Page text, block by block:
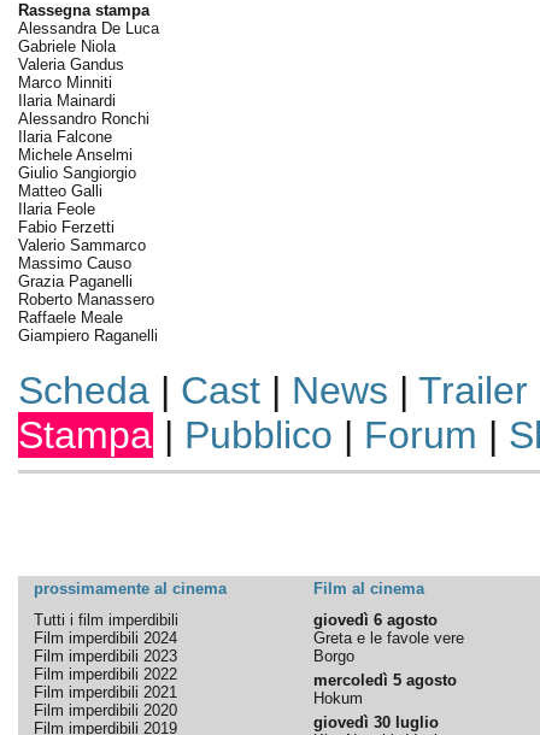
Rassegna stampa
Alessandra De Luca
Gabriele Niola
Valeria Gandus
Marco Minniti
Ilaria Mainardi
Alessandro Ronchi
Ilaria Falcone
Michele Anselmi
Giulio Sangiorgio
Matteo Galli
Ilaria Feole
Fabio Ferzetti
Valerio Sammarco
Massimo Causo
Grazia Paganelli
Roberto Manassero
Raffaele Meale
Giampiero Raganelli
Scheda| Cast| News | Trailer
Stampa | Pubblico | Forum |
prossimamente al cinema
Film al cinema
Tutti i film imperdibili
Film imperdibili 2024
Film imperdibili 2023
Film imperdibili 2022
Film imperdibili 2021
Film imperdibili 2020
Film imperdibili 2019
giovedì 6 agosto
Greta e le favole vere
Borgo
mercoledì 5 agosto
Hokum
giovedì 30 luglio